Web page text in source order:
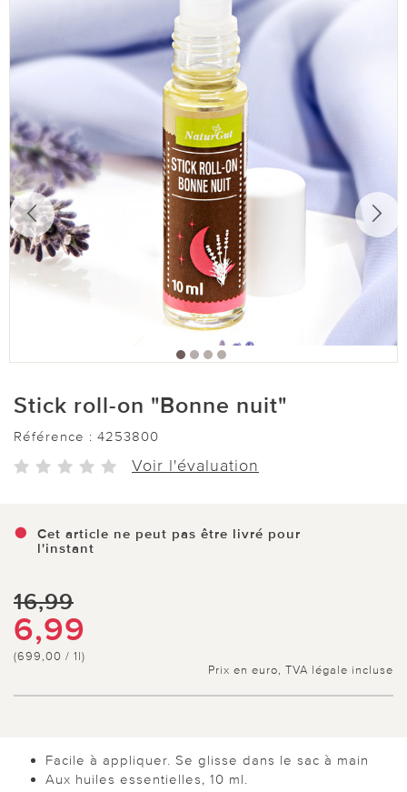
Stick roll-on "Bonne nuit"
Référence : 4253800
Voir l'évaluation
Cet article ne peut pas être livré pour
l'instant
16,99
6,99
(699,00 / 1l)
Prix en euro, TVA légale incluse
Facile à appliquer. Se glisse dans le sac à main
Aux huiles essentielles, 10 ml.